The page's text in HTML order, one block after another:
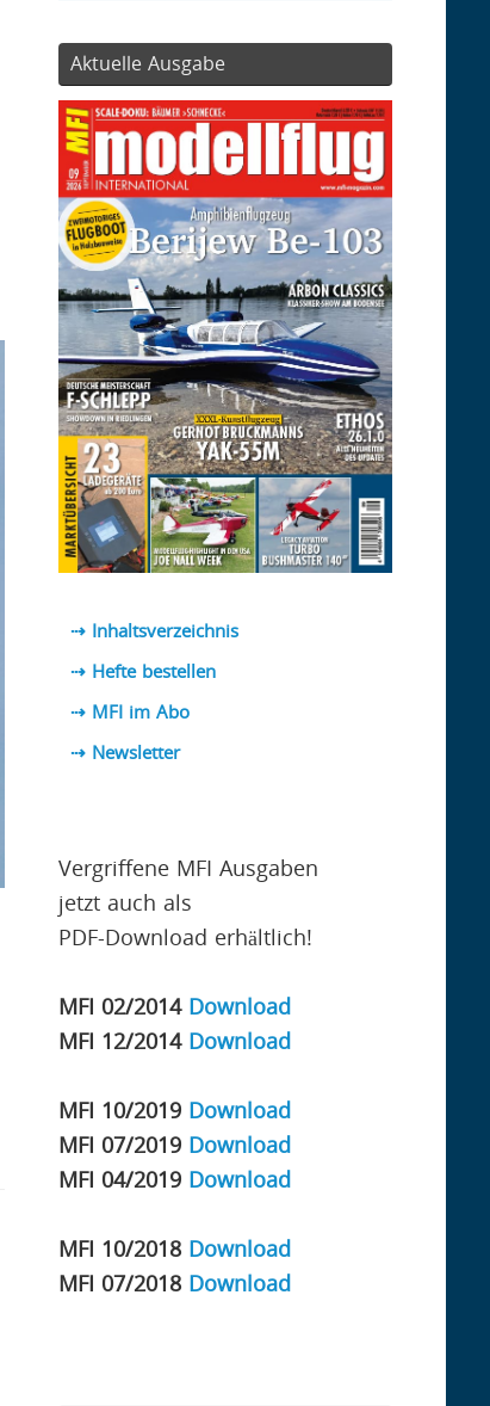
Aktuelle Ausgabe
⇢ Inhaltsverzeichnis
⇢ Hefte bestellen
⇢ MFI im Abo
⇢ Newsletter
Vergriffene MFI Ausgaben
jetzt auch als
PDF-Download erhältlich!
MFI 02/2014 Download
MFI 12/2014 Download
MFI 10/2019 Download
MFI 07/2019 Download
MFI 04/2019 Download
MFI 10/2018 Download
MFI 07/2018 Download